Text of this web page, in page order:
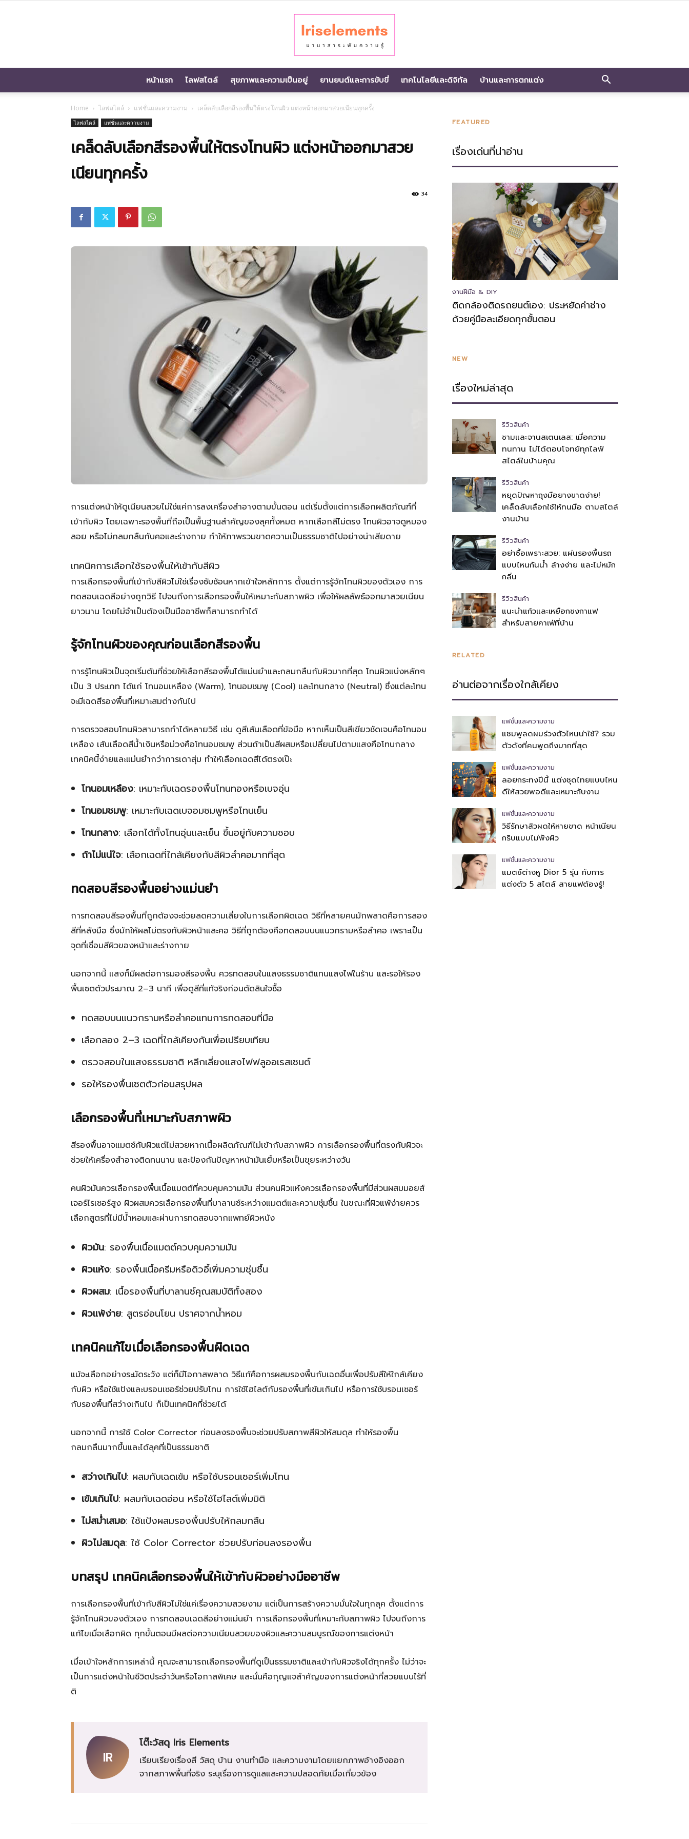
นานา
สาระ
ความ
รู้
ที่
หน้าแรก ไลฟสไตล์ สุขภาพและความเป็นอยู่ ยานยนต์และการขับขี่ เทคโนโลยีและดิจิทัล บ้านและการตกแต่ง
Home ไลฟสไตล์ แฟชั่นและความงาม เคล็ดลับเลือกสีรองพื้นให้ตรงโทนผิว แต่งหน้าออกมาสวยเนียนทุกครั้ง
ไลฟสไตล์ แฟชั่นและความงาม
เคล็ดลับเลือกสีรองพื้นให้ตรงโทนผิว แต่งหน้าออกมาสวย
เนียนทุกครั้ง
34
การแต่งหน้าให้ดูเนียนสวยไม่ใช่แค่การลงเครื่องสำอางตามขั้นตอน แต่เริ่มตั้งแต่การเลือกผลิตภัณฑ์ที่
เข้ากับผิว โดยเฉพาะรองพื้นที่ถือเป็นพื้นฐานสำคัญของลุคทั้งหมด หากเลือกสีไม่ตรง โทนผิวอาจดูหมอง
ลอย หรือไม่กลมกลืนกับคอและร่างกาย ทำให้ภาพรวมขาดความเป็นธรรมชาติไปอย่างน่าเสียดาย
เทคนิคการเลือกใช้รองพื้นให้เข้ากับสีผิว
การเลือกรองพื้นที่เข้ากับสีผิวไม่ใช่เรื่องซับซ้อนหากเข้าใจหลักการ ตั้งแต่การรู้จักโทนผิวของตัวเอง การ
ทดสอบเฉดสีอย่างถูกวิธี ไปจนถึงการเลือกรองพื้นให้เหมาะกับสภาพผิว เพื่อให้ผลลัพธ์ออกมาสวยเนียน
ยาวนาน โดยไม่จำเป็นต้องเป็นมืออาชีพก็สามารถทำได้
รู้จักโทนผิวของคุณก่อนเลือกสีรองพื้น
การรู้โทนผิวเป็นจุดเริ่มต้นที่ช่วยให้เลือกสีรองพื้นได้แม่นยำและกลมกลืนกับผิวมากที่สุด โทนผิวแบ่งหลักๆ
เป็น 3 ประเภท ได้แก่ โทนอมเหลือง (Warm), โทนอมชมพู (Cool) และโทนกลาง (Neutral) ซึ่งแต่ละโทน
จะมีเฉดสีรองพื้นที่เหมาะสมต่างกันไป
การตรวจสอบโทนผิวสามารถทำได้หลายวิธี เช่น ดูสีเส้นเลือดที่ข้อมือ หากเห็นเป็นสีเขียวชัดเจนคือโทนอม
เหลือง เส้นเลือดสีน้ำเงินหรือม่วงคือโทนอมชมพู ส่วนถ้าเป็นสีผสมหรือเปลี่ยนไปตามแสงคือโทนกลาง
เทคนิคนี้ง่ายและแม่นยำกว่าการเดาสุ่ม ทำให้เลือกเฉดสีได้ตรงเป๊ะ
โทนอมเหลือง: เหมาะกับเฉดรองพื้นโทนทองหรือเบจอุ่น
โทนอมชมพู: เหมาะกับเฉดเบจอมชมพูหรือโทนเย็น
โทนกลาง: เลือกได้ทั้งโทนอุ่นและเย็น ขึ้นอยู่กับความชอบ
ถ้าไม่แน่ใจ: เลือกเฉดที่ใกล้เคียงกับสีผิวลำคอมากที่สุด
ทดสอบสีรองพื้นอย่างแม่นยำ
การทดสอบสีรองพื้นที่ถูกต้องจะช่วยลดความเสี่ยงในการเลือกผิดเฉด วิธีที่หลายคนมักพลาดคือการลอง
สีที่หลังมือ ซึ่งมักให้ผลไม่ตรงกับผิวหน้าและคอ วิธีที่ถูกต้องคือทดสอบบนแนวกรามหรือลำคอ เพราะเป็น
จุดที่เชื่อมสีผิวของหน้าและร่างกาย
นอกจากนี้ แสงก็มีผลต่อการมองสีรองพื้น ควรทดสอบในแสงธรรมชาติแทนแสงไฟในร้าน และรอให้รอง
พื้นเซตตัวประมาณ 2–3 นาที เพื่อดูสีที่แท้จริงก่อนตัดสินใจซื้อ
ทดสอบบนแนวกรามหรือลำคอแทนการทดสอบที่มือ
เลือกลอง 2–3 เฉดที่ใกล้เคียงกันเพื่อเปรียบเทียบ
ตรวจสอบในแสงธรรมชาติ หลีกเลี่ยงแสงไฟฟลูออเรสเซนต์
รอให้รองพื้นเซตตัวก่อนสรุปผล
เลือกรองพื้นที่เหมาะกับสภาพผิว
สีรองพื้นอาจแมตช์กับผิวแต่ไม่สวยหากเนื้อผลิตภัณฑ์ไม่เข้ากับสภาพผิว การเลือกรองพื้นที่ตรงกับผิวจะ
ช่วยให้เครื่องสำอางติดทนนาน และป้องกันปัญหาหน้ามันเยิ้มหรือเป็นขุยระหว่างวัน
คนผิวมันควรเลือกรองพื้นเนื้อแมตต์ที่ควบคุมความมัน ส่วนคนผิวแห้งควรเลือกรองพื้นที่มีส่วนผสมมอยส์
เจอร์ไรเซอร์สูง ผิวผสมควรเลือกรองพื้นที่บาลานซ์ระหว่างแมตต์และความชุ่มชื้น ในขณะที่ผิวแพ้ง่ายควร
เลือกสูตรที่ไม่มีน้ำหอมและผ่านการทดสอบจากแพทย์ผิวหนัง
ผิวมัน: รองพื้นเนื้อแมตต์ควบคุมความมัน
ผิวแห้ง: รองพื้นเนื้อครีมหรือดิวอี้เพิ่มความชุ่มชื้น
ผิวผสม: เนื้อรองพื้นที่บาลานซ์คุณสมบัติทั้งสอง
ผิวแพ้ง่าย: สูตรอ่อนโยน ปราศจากน้ำหอม
เทคนิคแก้ไขเมื่อเลือกรองพื้นผิดเฉด
แม้จะเลือกอย่างระมัดระวัง แต่ก็มีโอกาสพลาด วิธีแก้คือการผสมรองพื้นกับเฉดอื่นเพื่อปรับสีให้ใกล้เคียง
กับผิว หรือใช้แป้งและบรอนเซอร์ช่วยปรับโทน การใช้ไฮไลต์กับรองพื้นที่เข้มเกินไป หรือการใช้บรอนเซอร์
กับรองพื้นที่สว่างเกินไป ก็เป็นเทคนิคที่ช่วยได้
นอกจากนี้ การใช้ Color Corrector ก่อนลงรองพื้นจะช่วยปรับสภาพสีผิวให้สมดุล ทำให้รองพื้น
กลมกลืนมากขึ้นและได้ลุคที่เป็นธรรมชาติ
สว่างเกินไป: ผสมกับเฉดเข้ม หรือใช้บรอนเซอร์เพิ่มโทน
เข้มเกินไป: ผสมกับเฉดอ่อน หรือใช้ไฮไลต์เพิ่มมิติ
ไม่สม่ำเสมอ: ใช้แป้งผสมรองพื้นปรับให้กลมกลืน
ผิวไม่สมดุล: ใช้ Color Corrector ช่วยปรับก่อนลงรองพื้น
บทสรุป เทคนิคเลือกรองพื้นให้เข้ากับผิวอย่างมืออาชีพ
การเลือกรองพื้นที่เข้ากับสีผิวไม่ใช่แค่เรื่องความสวยงาม แต่เป็นการสร้างความมั่นใจในทุกลุค ตั้งแต่การ
รู้จักโทนผิวของตัวเอง การทดสอบเฉดสีอย่างแม่นยำ การเลือกรองพื้นที่เหมาะกับสภาพผิว ไปจนถึงการ
แก้ไขเมื่อเลือกผิด ทุกขั้นตอนมีผลต่อความเนียนสวยของผิวและความสมบูรณ์ของการแต่งหน้า
เมื่อเข้าใจหลักการเหล่านี้ คุณจะสามารถเลือกรองพื้นที่ดูเป็นธรรมชาติและเข้ากับผิวจริงได้ทุกครั้ง ไม่ว่าจะ
เป็นการแต่งหน้าในชีวิตประจำวันหรือโอกาสพิเศษ และนั่นคือกุญแจสำคัญของการแต่งหน้าที่สวยแบบไร้ที่
ติ
IR
โต๊ะวัสดุ Iris Elements
เรียบเรียงเรื่องสี วัสดุ บ้าน งานทำมือ และความงามโดยแยกภาพอ้างอิงออก
จากสภาพพื้นที่จริง ระบุเรื่องการดูแลและความปลอดภัยเมื่อเกี่ยวข้อง
FEATURED
เรื่องเด่นที่น่าอ่าน
งานฝีมือ & DIY
ติดกล้องติดรถยนต์เอง: ประหยัดค่าช่าง
ด้วยคู่มือละเอียดทุกขั้นตอน
NEW
เรื่องใหม่ล่าสุด
รีวิวสินค้า
ชามและจานสเตนเลส: เมื่อความ
ทนทาน ไม่ได้ตอบโจทย์ทุกไลฟ์
สไตล์ในบ้านคุณ
รีวิวสินค้า
หยุดปัญหาถุงมือยางขาดง่าย!
เคล็ดลับเลือกใช้ให้ทนมือ ตามสไตล์
งานบ้าน
รีวิวสินค้า
อย่าซื้อเพราะสวย: แผ่นรองพื้นรถ
แบบไหนกันน้ำ ล้างง่าย และไม่หมัก
กลิ่น
รีวิวสินค้า
แนะนำแก้วและเหยือกชงกาแฟ
สำหรับสายคาเฟ่ที่บ้าน
RELATED
อ่านต่อจากเรื่องใกล้เคียง
แฟชั่นและความงาม
แชมพูลดผมร่วงตัวไหนน่าใช้? รวม
ตัวดังที่คนพูดถึงมากที่สุด
แฟชั่นและความงาม
ลอยกระทงปีนี้ แต่งชุดไทยแบบไหน
ดีให้สวยพอดีและเหมาะกับงาน
แฟชั่นและความงาม
วิธีรักษาสิวผดให้หายขาด หน้าเนียน
กริบแบบไม่พังผิว
แฟชั่นและความงาม
แมตช์ต่างหู Dior 5 รุ่น กับการ
แต่งตัว 5 สไตล์ สายแฟต้องรู้!